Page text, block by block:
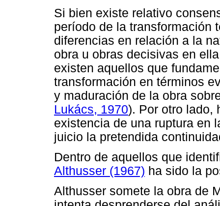
Si bien existe relativo
período de la transformación
diferencias en relación a la
obra u obras decisivas en
existen aquellos que
transformación en términos
y maduración de la obra
Lukács, 1970). Por otro lado,
existencia de una ruptura en
juicio la pretendida
Dentro de aquellos que
Althusser (1967) ha sido la
Althusser somete la obra de